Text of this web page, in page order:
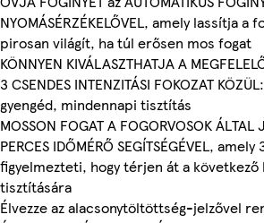
NYOMÁSÉRZÉKELŐVEL, amely lassítja
pirosan világít, ha túl erősen mos fogat
KÖNNYEN KIVÁLASZTHATJA A
3 CSENDES INTENZITÁSI FOKOZAT
gyengéd, mindennapi tisztítás
MOSSON FOGAT A FOGORVOSOK ÁLTAL
PERCES IDŐMÉRŐ SEGÍTSÉGÉVEL,
figyelmezteti, hogy térjen át a következő
tisztítására
Élvezze az alacsonytöltöttség-jelzővel